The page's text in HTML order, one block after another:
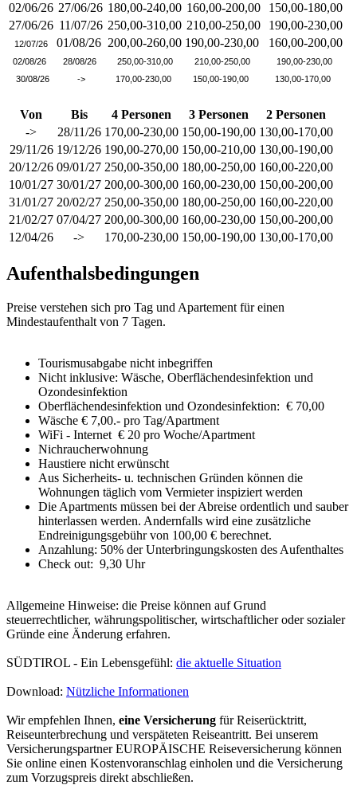
02/06/26 27/06/26 180,00-240,00 160,00-200,00
150,00-180,00
27/06/26 11/07/26 250,00-310,00 210,00-250,00 190,00-230,00
12/07/26 01/08/26 200,00-260,00 190,00-230,00 160,00-200,00
02/08/26 28/08/26 250,00-310,00 210,00-250,00
190,00-230,00
30/08/26
-> 170,00-230,00 150,00-190,00 130,00-170,00
Von Bis 4 Personen 3 Personen
2 Personen
->
28/11/26 170,00-230,00 150,00-190,00 130,00-170,00
29/11/26 19/12/26 190,00-270,00 150,00-210,00 130,00-190,00
20/12/26 09/01/27 250,00-350,00 180,00-250,00 160,00-220,00
10/01/27 30/01/27 200,00-300,00 160,00-230,00 150,00-200,00
31/01/27 20/02/27 250,00-350,00 180,00-250,00 160,00-220,00
21/02/27 07/04/27 200,00-300,00 160,00-230,00 150,00-200,00
12/04/26
-> 170,00-230,00 150,00-190,00 130,00-170,00
Aufenthalsbedingungen
Preise verstehen sich pro Tag und Apartement für einen
Mindestaufenthalt von 7 Tagen.
Tourismusabgabe nicht inbegriffen
Nicht inklusive: Wäsche, Oberflächendesinfektion und
Ozondesinfektion
Oberflächendesinfektion und Ozondesinfektion: € 70,00
Wäsche € 7,00.- pro Tag/Apartment
WiFi - Internet € 20 pro Woche/Apartment
Nichraucherwohnung
Haustiere nicht erwünscht
Aus Sicherheits- u. technischen Gründen können die
Wohnungen täglich vom Vermieter inspiziert werden
Die Apartments müssen bei der Abreise ordentlich und sauber
hinterlassen werden. Andernfalls wird eine zusätzliche
Endreinigungsgebühr von 100,00 € berechnet.
Anzahlung: 50% der Unterbringungskosten des Aufenthaltes
Check out: 9,30 Uhr
Allgemeine Hinweise: die Preise können auf Grund
steuerrechtlicher, währungspolitischer, wirtschaftlicher oder sozialer
Gründe eine Änderung erfahren.
SÜDTIROL - Ein Lebensgefühl: die aktuelle Situation
Download: Nützliche Informationen
Wir empfehlen Ihnen, eine Versicherung für Reiserücktritt,
Reiseunterbrechung und verspäteten Reiseantritt. Bei unserem
Versicherungspartner EUROPÄISCHE Reiseversicherung können
Sie online einen Kostenvoranschlag einholen und die Versicherung
zum Vorzugspreis direkt abschließen.